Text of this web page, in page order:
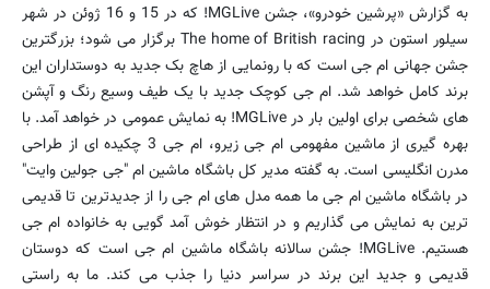
به گزارش «پرشین خودرو»، جشن MGLive! که در 15 و 16 ژوئن در شهر
سیلور استون در The home of British racing برگزار می شود؛ بزرگترین
جشن جهانی ام جی است که با رونمایی از هاچ بک جدید به دوستداران این
برند کامل خواهد شد. ام جی کوچک جدید با یک طیف وسیع رنگ و آپشن
های شخصی برای اولین بار در MGLive! به نمایش عمومی در خواهد آمد. با
بهره گیری از ماشین مفهومی ام جی زیرو، ام جی 3 چکیده ای از طراحی
مدرن انگلیسی است. به گفته مدیر کل باشگاه ماشین ام "جی جولین وایت"
در باشگاه ماشین ام جی ما همه مدل های ام جی را از جدیدترین تا قدیمی
ترین به نمایش می گذاریم و در انتظار خوش آمد گویی به خانواده ام جی
هستیم. MGLive! جشن سالانه باشگاه ماشین ام جی است که دوستان
قدیمی و جدید این برند در سراسر دنیا را جذب می کند. ما به راستی